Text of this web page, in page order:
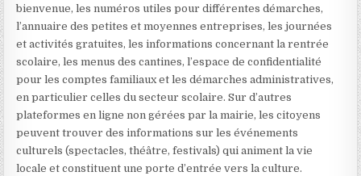
bienvenue, les numéros utiles pour différentes démarches,
l’annuaire des petites et moyennes entreprises, les journées
et activités gratuites, les informations concernant la rentrée
scolaire, les menus des cantines, l’espace de confidentialité
pour les comptes familiaux et les démarches administratives,
en particulier celles du secteur scolaire. Sur d’autres
plateformes en ligne non gérées par la mairie, les citoyens
peuvent trouver des informations sur les événements
culturels (spectacles, théâtre, festivals) qui animent la vie
locale et constituent une porte d’entrée vers la culture.